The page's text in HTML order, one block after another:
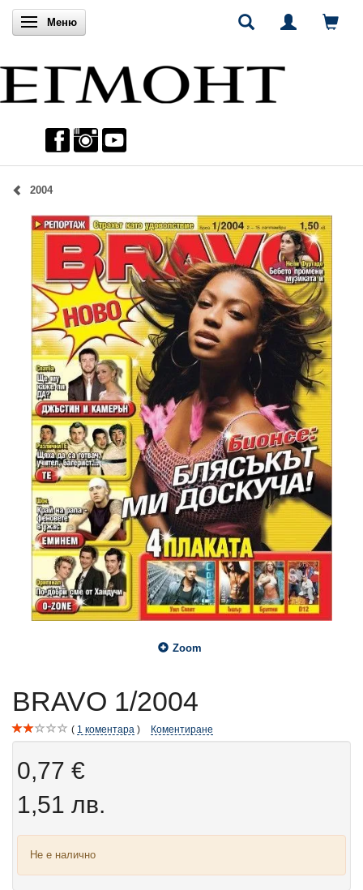
Включи навигацията
Меню
2004
Zoom
BRAVO 1/2004
1 коментара Коментиране
0,77 €
1,51 лв.
Не е налично